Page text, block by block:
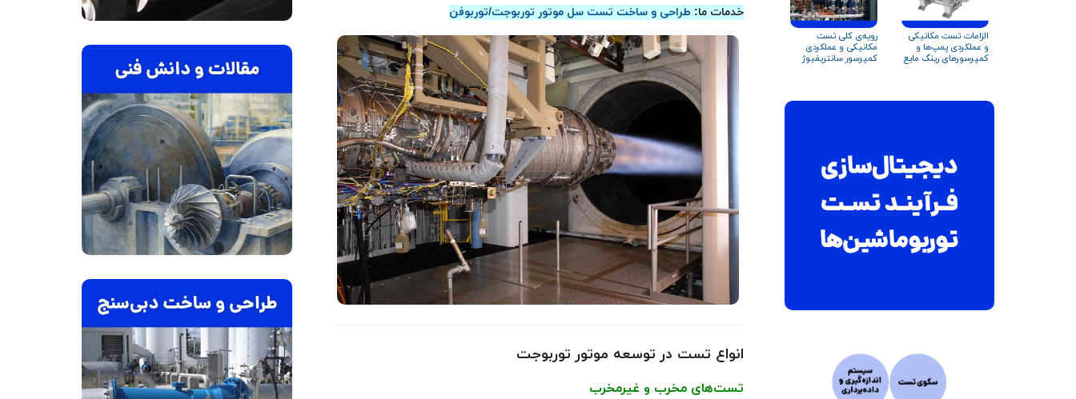
الزامات تست مکانیکی
و عملکردی پمپ‌ها و
کمپرسورهای رینگ مایع
رویه‌ی کلی تست
مکانیکی و عملکردی
کمپرسور سانتریفیوژ
خدمات ما: طراحی و ساخت تست سل موتور توربوجت/توربوفن
انواع تست در توسعه موتور توربوجت
تست‌های مخرب و غیرمخرب